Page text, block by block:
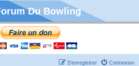
Du Bowling
Connexion
S’enregistrer